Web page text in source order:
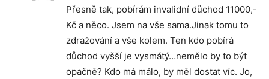
Přesně tak, pobírám invalidní důchod 11000,-
Kč a něco. Jsem na vše sama.Jinak tomu to
zdražování a vše kolem. Ten kdo pobírá
důchod vyšší je vysmátý…nemělo by to být
opačně? Kdo má málo, by měl dostat víc. Jo,